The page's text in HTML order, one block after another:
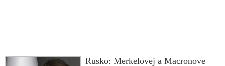
Rusko: Merkelovej a Macronove